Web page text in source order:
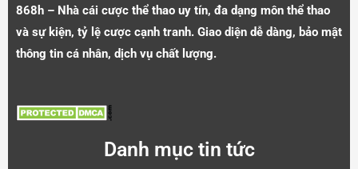
868h – Nhà cái cược thể thao uy tín, đa dạng môn thể thao
và sự kiện, tỷ lệ cược cạnh tranh. Giao diện dễ dàng, bảo mật
thông tin cá nhân, dịch vụ chất lượng.
Danh mục tin tức